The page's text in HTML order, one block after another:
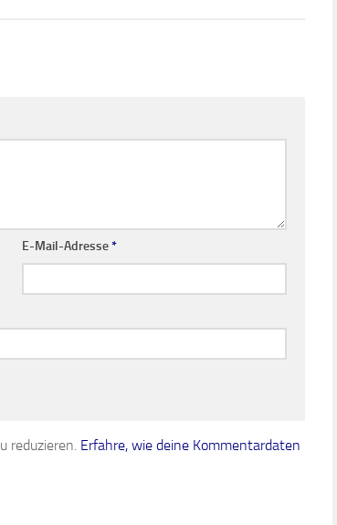
E-Mail-Adresse*
reduzieren. Erfahre, wie deine Kommentardaten